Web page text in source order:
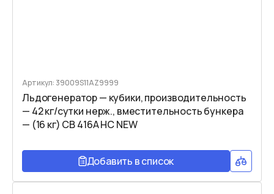
Артикул: 39009S11AZ9999
Льдогенератор — кубики, производительность
— 42 кг/сутки нерж., вместительность бункера
— (16 кг) CB 416A HC NEW
Добавить в список